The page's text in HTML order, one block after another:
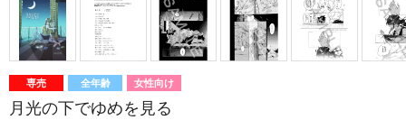
専売 全年齢 女性向け
月光の下でゆめを見る